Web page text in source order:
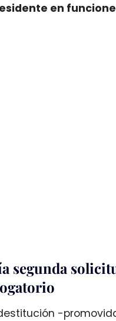
en
segunda
-